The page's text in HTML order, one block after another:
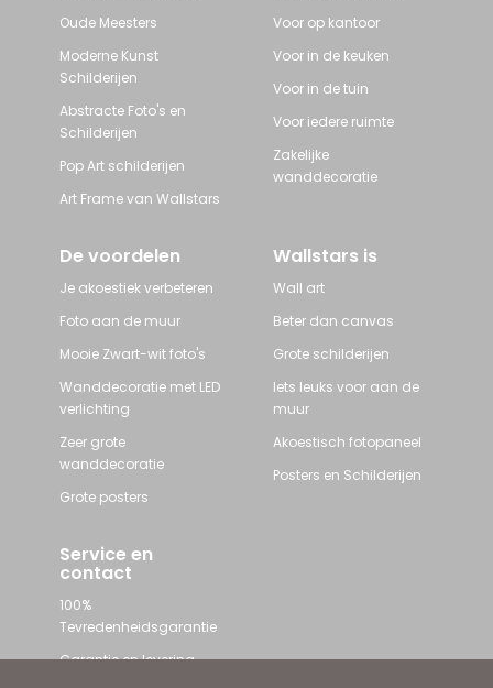
Oude Meesters
Moderne Kunst
Schilderijen
Abstracte Foto's en
Schilderijen
Pop Art schilderijen
Art Frame van Wallstars
Voor op kantoor
Voor in de keuken
Voor in de tuin
Voor iedere ruimte
Zakelijke
wanddecoratie
De voordelen
Je akoestiek verbeteren
Foto aan de muur
Mooie Zwart-wit foto's
Wanddecoratie met LED
verlichting
Zeer grote
wanddecoratie
Grote posters
Wallstars is
Wall art
Beter dan canvas
Grote schilderijen
Iets leuks voor aan de
muur
Akoestisch fotopaneel
Posters en Schilderijen
Service en
contact
100%
Tevredenheidsgarantie
Garantie en levering